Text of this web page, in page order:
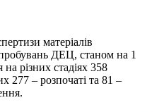
матеріалів
ДЕЦ, станом на 1
різних стадіях 358
277 – розпочаті та 81 –